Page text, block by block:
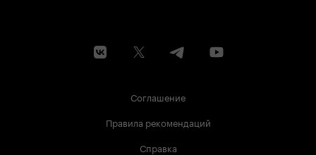
Соглашение
Правила рекомендаций
Справка